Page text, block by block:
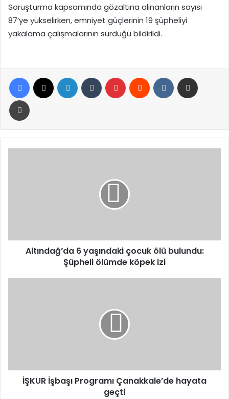
Soruşturma kapsamında gözaltına alınanların sayısı
87’ye yükselirken, emniyet güçlerinin 19 şüpheliyi
yakalama çalışmalarının sürdüğü bildirildi.
Facebook LinkedIn Tumblr Pinterest Reddit VKontakte
Yazdır
köpek
Altındağ’da 6 yaşındaki çocuk ölü bulundu:
Şüpheli ölümde köpek izi
İŞKUR İşbaşı Programı Çanakkale’de hayata
geçti